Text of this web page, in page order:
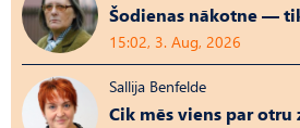
Šodienas nākotne —
15:02, 3. Aug, 2026
Sallija Benfelde
Cik mēs viens par otru